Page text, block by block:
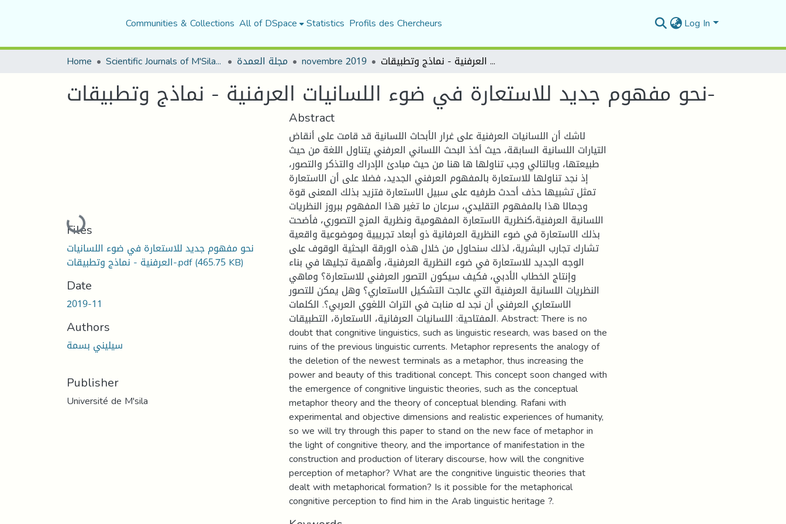
Communities & Collections All of DSpace Statistics Profils des Chercheurs Log In
Home Scientific Journals of M'Sila University مجلة العمدة novembre 2019 نحو مفهوم جديد للاستعارة في ضوء اللسانيات العرفنية - نماذج وتطبيقات-
نحو مفهوم جديد للاستعارة في ضوء اللسانيات العرفنية - نماذج وتطبيقات-
Loading...
Files
نحو مفهوم جديد للاستعارة في ضوء اللسانيات
العرفنية - نماذج وتطبيقات-.pdf(465.75 KB)
Date
2019-11
Authors
سيليني بسمة
Publisher
Université de M'sila
Abstract
لاشك أن اللسانيات العرفنية على غرار الأبحاث اللسانية قد قامت على أنقاض
التيارات اللسانية السابقة، حيث أخذ البحث اللساني العرفني يتناول اللغة من حيث
طبيعتها، وبالتالي وجب تناولها ها هنا من حيث مبادئ الإدراك والتذكر والتصور،
إذ نجد تناولها للاستعارة بالمفهوم العرفني الجديد، فضلا على أن الاستعارة
تمثل تشبيها حذف أحدث طرفيه على سبيل الاستعارة فتزيد بذلك المعنى قوة
وجمالا هذا بالمفهوم التقليدي، سرعان ما تغير هذا المفهوم ببروز النظريات
اللسانية العرفنية،كنظرية الاستعارة المفهومية ونظرية المزج التصوري، فأضحت
بذلك الاستعارة في ضوء النظرية العرفانية ذو أبعاد تجريبية وموضوعية واقعية
تشارك تجارب البشرية، لذلك سنحاول من خلال هذه الورقة البحثية الوقوف على
الوجه الجديد للاستعارة في ضوء النظرية العرفنية، وأهمية تجليها في بناء
وإنتاج الخطاب الأدبي، فكيف سيكون التصور العرفني للاستعارة؟ وماهي
النظريات اللسانية العرفنية التي عالجت التشكيل الاستعاري؟ وهل يمكن للتصور
الاستعاري العرفني أن نجد له منابت في التراث اللغوي العربي؟. الكلمات
المفتاحية: اللسانيات العرفانية، الاستعارة، التطبيقات. Abstract: There is no
doubt that congnitive linguistics, such as linguistic research, was based on the
ruins of the previous linguistic currents. Metaphor represents the analogy of
the deletion of the newest terminals as a metaphor, thus increasing the
power and beauty of this traditional concept. This concept soon changed with
the emergence of congnitive linguistic theories, such as the conceptual
metaphor theory and the theory of conceptual blending. Rafani with
experimental and objective dimensions and realistic experiences of humanity,
so we will try through this paper to stand on the new face of metaphor in
the light of congnitive theory, and the importance of manifestation in the
construction and production of literary discourse, how will the congnitive
perception of metaphor? What are the congnitive linguistic theories that
dealt with metaphorical formation? Is it possible for the metaphorical
congnitive perception to find him in the Arab linguistic heritage ?.